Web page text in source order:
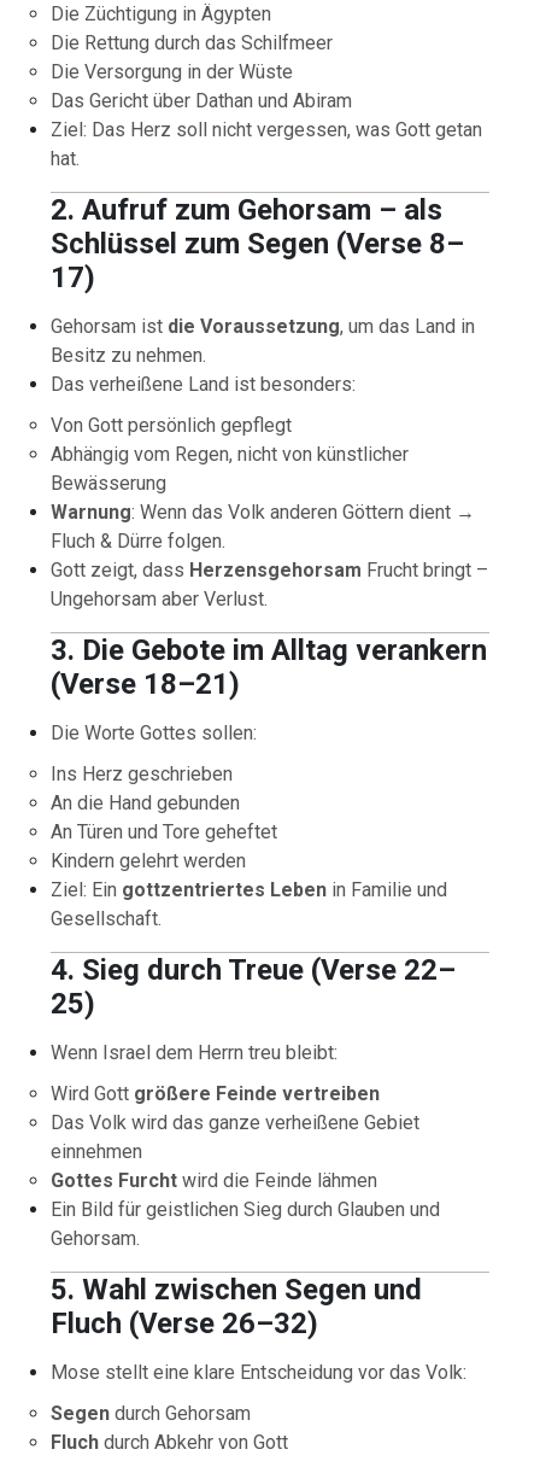
Die Züchtigung in Ägypten
Die Rettung durch das Schilfmeer
Die Versorgung in der Wüste
Das Gericht über Dathan und Abiram
Ziel: Das Herz soll nicht vergessen, was Gott getan
hat.
2. Aufruf zum Gehorsam – als
Schlüssel zum Segen (Verse 8–
17)
Gehorsam ist die Voraussetzung, um das Land in
Besitz zu nehmen.
Das verheißene Land ist besonders:
Von Gott persönlich gepflegt
Abhängig vom Regen, nicht von künstlicher
Bewässerung
Warnung: Wenn das Volk anderen Göttern dient →
Fluch & Dürre folgen.
Gott zeigt, dass Herzensgehorsam Frucht bringt –
Ungehorsam aber Verlust.
3. Die Gebote im Alltag verankern
(Verse 18–21)
Die Worte Gottes sollen:
Ins Herz geschrieben
An die Hand gebunden
An Türen und Tore geheftet
Kindern gelehrt werden
Ziel: Ein gottzentriertes Leben in Familie und
Gesellschaft.
4. Sieg durch Treue (Verse 22–
25)
Wenn Israel dem Herrn treu bleibt:
Wird Gott größere Feinde vertreiben
Das Volk wird das ganze verheißene Gebiet
einnehmen
Gottes Furcht wird die Feinde lähmen
Ein Bild für geistlichen Sieg durch Glauben und
Gehorsam.
5. Wahl zwischen Segen und
Fluch (Verse 26–32)
Mose stellt eine klare Entscheidung vor das Volk:
Segen durch Gehorsam
Fluch durch Abkehr von Gott